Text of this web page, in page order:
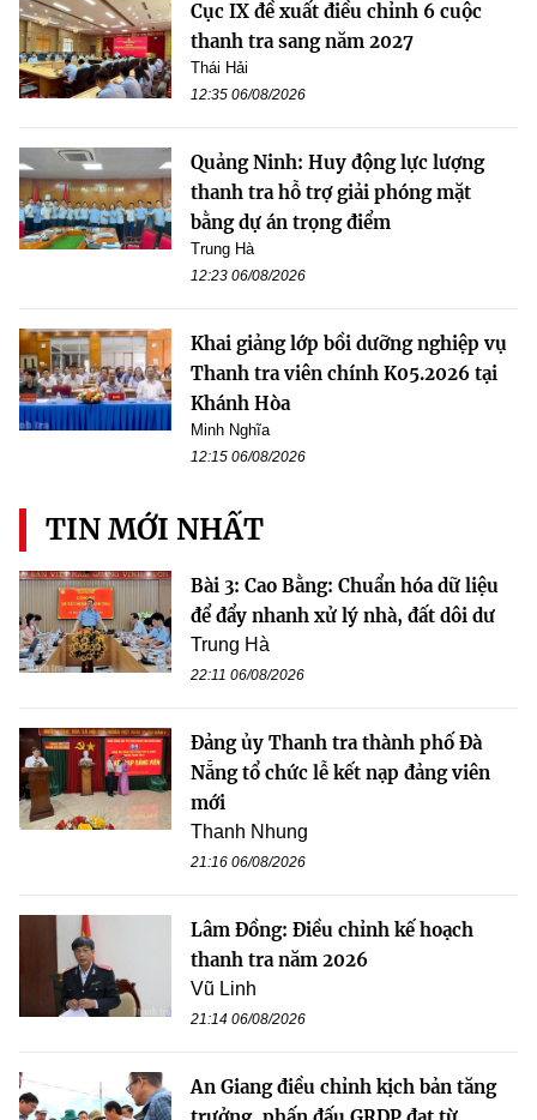
Cục IX đề xuất điều chỉnh 6 cuộc
thanh tra sang năm 2027
Thái Hải
12:35 06/08/2026
Quảng Ninh: Huy động lực lượng
thanh tra hỗ trợ giải phóng mặt
bằng dự án trọng điểm
Trung Hà
12:23 06/08/2026
Khai giảng lớp bồi dưỡng nghiệp vụ
Thanh tra viên chính K05.2026 tại
Khánh Hòa
Minh Nghĩa
12:15 06/08/2026
TIN MỚI NHẤT
Bài 3: Cao Bằng: Chuẩn hóa dữ liệu
để đẩy nhanh xử lý nhà, đất dôi dư
Trung Hà
22:11 06/08/2026
Đảng ủy Thanh tra thành phố Đà
Nẵng tổ chức lễ kết nạp đảng viên
mới
Thanh Nhung
21:16 06/08/2026
Lâm Đồng: Điều chỉnh kế hoạch
thanh tra năm 2026
Vũ Linh
21:14 06/08/2026
An Giang điều chỉnh kịch bản tăng